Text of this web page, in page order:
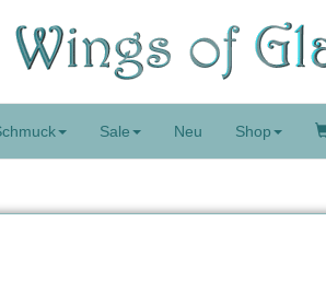
Sale Neu Shop